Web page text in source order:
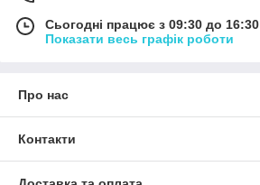
Сьогодні працює з 09:30 до 16:30
Показати весь графік роботи
Про нас
Контакти